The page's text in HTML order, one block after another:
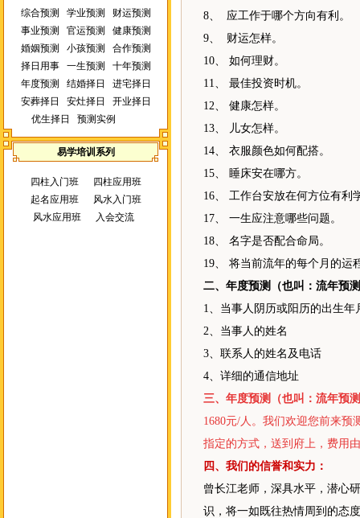
综合预测 学业预测
财运预测
事业预测
官运预测
健康预测
婚姻预测
小孩预测
合作预测
择日用事
一生预测
十年预测
年度预测
结婚择日
进宅择日
安葬择日
安灶择日
开业择日
优生择日
预测实例
易学培训系列
四柱入门班
四柱应用班
起名应用班
风水入门班
风水应用班
入会交流
8、 应工作于哪个方向有利。
9、 财运怎样。
10、 如何理财。
11、 最佳投资时机。
12、 健康怎样。
13、 儿女怎样。
14、 衣服颜色如何配搭。
15、 睡床安在哪方。
16、 工作台安放在何方位有利
17、 一生应注意哪些问题。
18、 名字是否配合命局。
19、 将当前流年的每个月的运
二、年度预测（也叫：流年预
1、当事人阴历或阳历的出生年
2、当事人的姓名
3、联系人的姓名及电话
4、详细的通信地址
三、年度预测（也叫：流年预
1680元/人。 我们欢迎您前来预
指定的方式，送到府上，费用
四、我们的信誉和实力：
曾长江老师，深具水平，潜心
识，将一如既往热情周到的态